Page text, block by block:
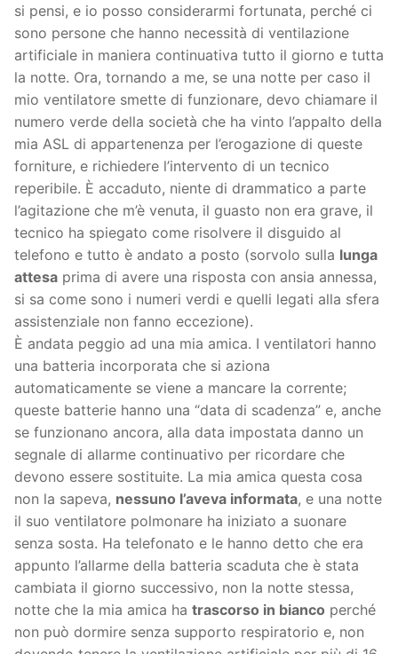
si pensi, e io posso considerarmi fortunata, perché ci
sono persone che hanno necessità di ventilazione
artificiale in maniera continuativa tutto il giorno e tutta
la notte. Ora, tornando a me, se una notte per caso il
mio ventilatore smette di funzionare, devo chiamare il
numero verde della società che ha vinto l’appalto della
mia ASL di appartenenza per l’erogazione di queste
forniture, e richiedere l’intervento di un tecnico
reperibile. È accaduto, niente di drammatico a parte
l’agitazione che m’è venuta, il guasto non era grave, il
tecnico ha spiegato come risolvere il disguido al
telefono e tutto è andato a posto (sorvolo sulla lunga
attesa prima di avere una risposta con ansia annessa,
si sa come sono i numeri verdi e quelli legati alla sfera
assistenziale non fanno eccezione).
È andata peggio ad una mia amica. I ventilatori hanno
una batteria incorporata che si aziona
automaticamente se viene a mancare la corrente;
queste batterie hanno una “data di scadenza” e, anche
se funzionano ancora, alla data impostata danno un
segnale di allarme continuativo per ricordare che
devono essere sostituite. La mia amica questa cosa
non la sapeva, nessuno l’aveva informata, e una notte
il suo ventilatore polmonare ha iniziato a suonare
senza sosta. Ha telefonato e le hanno detto che era
appunto l’allarme della batteria scaduta che è stata
cambiata il giorno successivo, non la notte stessa,
notte che la mia amica ha trascorso in bianco perché
non può dormire senza supporto respiratorio e, non